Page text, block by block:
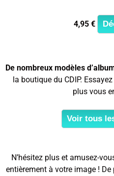
4,95 €
De nombreux modèles
la boutique du CDIP.
plus vous
Voir tous
N’hésitez plus et amusez-
entièrement à votre image !